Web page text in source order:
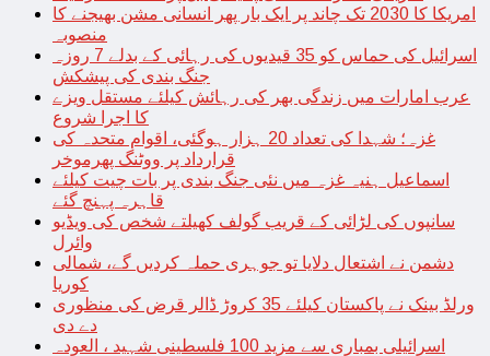
امریکا کا 2030 تک چاند پر ایک بار پھر انسانی مشن بھیجنے کا
منصوبہ
اسرائیل کی حماس کو 35 قیدیوں کی رہائی کے بدلے 7 روزہ
جنگ بندی کی پیشکش
عرب امارات میں زندگی بھر کی رہائش کیلئے مستقل ویزے
کا اجرا شروع
غزہ؛ شہدا کی تعداد 20 ہزار ہوگئی، اقوام متحدہ کی
قرارداد پر ووٹنگ پھرموخر
اسماعیل ہنیہ غزہ میں نئی جنگ بندی پر بات چیت کیلئے
قاہرہ پہنچ گئے
سانپوں کی لڑائی کے قریب گولف کھیلتے شخص کی ویڈیو
وائرل
دشمن نے اشتعال دلایا تو جوہری حملہ کردیں گے، شمالی
کوریا
ورلڈ بینک نے پاکستان کیلئے 35 کروڑ ڈالر قرض کی منظوری
دے دی
اسرائیلی بمباری سے مزید 100 فلسطینی شہید ، العودہ